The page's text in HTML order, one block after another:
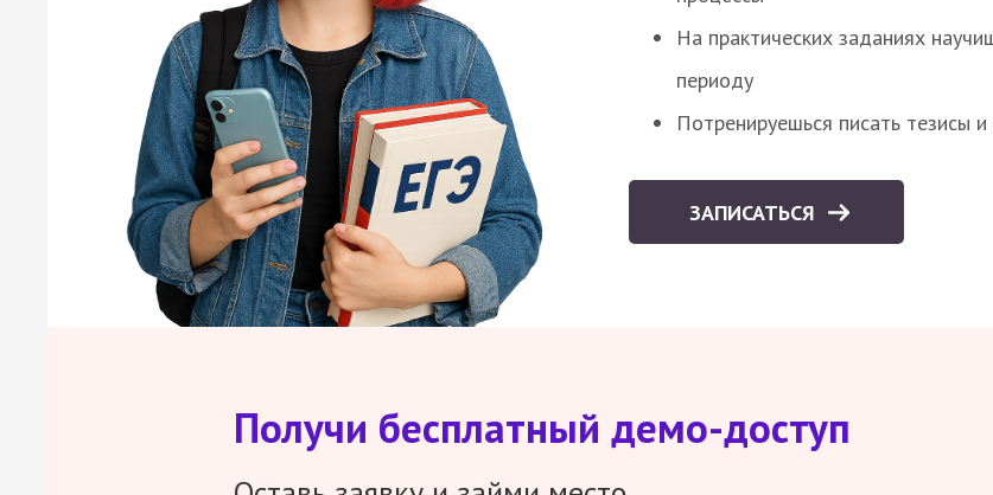
На практических заданиях
периоду
Потренируешься писать тезисы
ЗАПИСАТЬСЯ
Получи бесплатный демо-доступ